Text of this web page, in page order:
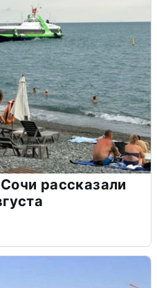
рассказали